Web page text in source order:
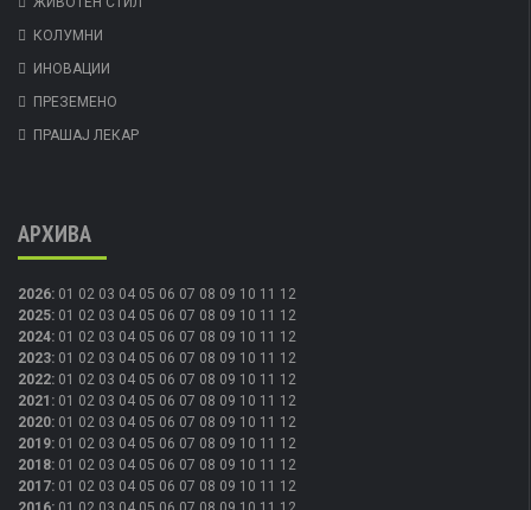
КОЛУМНИ
ИНОВАЦИИ
ПРЕЗЕМЕНО
ПРАШАЈ ЛЕКАР
АРХИВА
2026: 01 02 03 04 05 06 07 08 09 10 11 12
2025: 01 02 03 04 05 06 07 08 09 10 11 12
2024: 01 02 03 04 05 06 07 08 09 10 11 12
2023: 01 02 03 04 05 06 07 08 09 10 11 12
2022: 01 02 03 04 05 06 07 08 09 10 11 12
2021 : 01 02 03 04 05 06 07 08 09 10 11 12
2020: 01 02 03 04 05 06 07 08 09 10 11 12
2019: 01 02 03 04 05 06 07 08 09 10 11 12
2018: 01 02 03 04 05 06 07 08 09 10 11 12
2017: 01 02 03 04 05 06 07 08 09 10 11 12